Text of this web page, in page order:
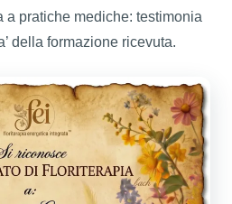
a pratiche mediche: testimonia
della formazione ricevuta.